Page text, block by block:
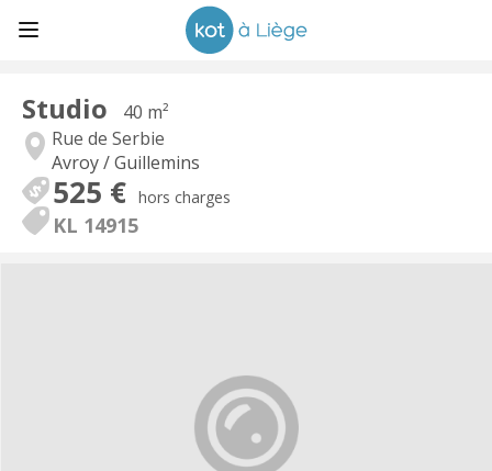
Studio
40 m²
Rue de Serbie
Avroy / Guillemins
525 € hors charges
KL 14915